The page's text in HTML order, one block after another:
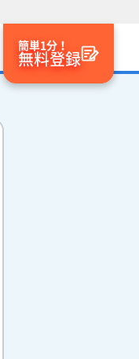
簡単1分！
無料登録